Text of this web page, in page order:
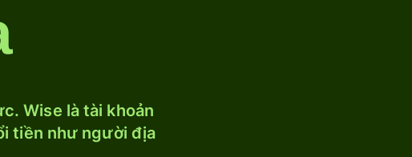
Wise là tài khoản
tiền như người địa